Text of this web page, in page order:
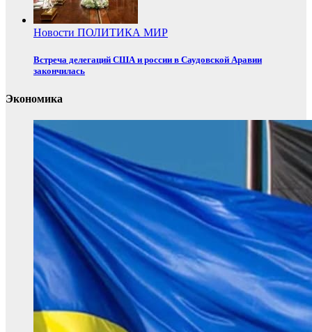
Новости ПОЛИТИКА МИР
Встреча делегаций США и россии в Саудовской Аравии
закончилась
Экономика